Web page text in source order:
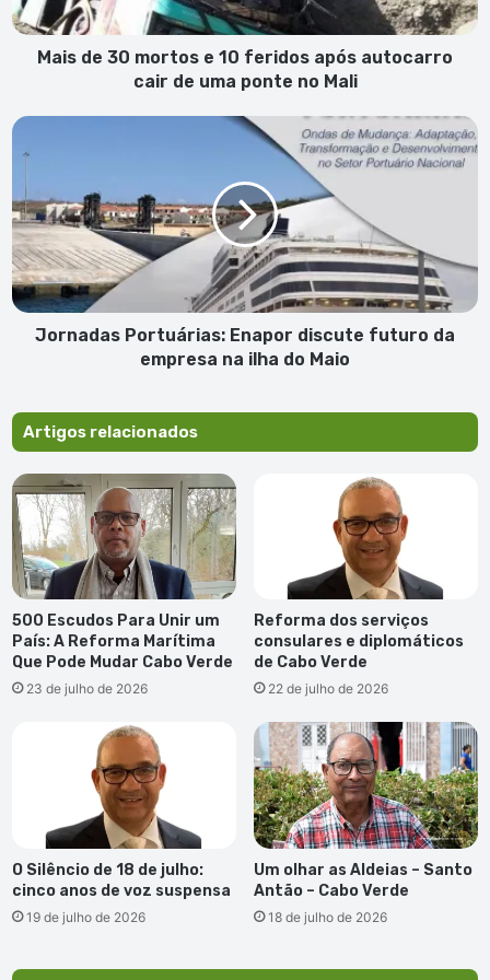
após
autocarro
ponte
Mais de 30 mortos e 10 feridos após autocarro
cair de uma ponte no Mali
Jornadas
Portuárias:
discute
futuro
da
empresa
na
ilha
Jornadas Portuárias: Enapor discute futuro da
empresa na ilha do Maio
Artigos relacionados
500 Escudos Para Unir um
País: A Reforma Marítima
Que Pode Mudar Cabo Verde
23 de julho de 2026
Reforma dos serviços
consulares e diplomáticos
de Cabo Verde
22 de julho de 2026
O Silêncio de 18 de julho:
cinco anos de voz suspensa
19 de julho de 2026
Um olhar as Aldeias – Santo
Antão – Cabo Verde
18 de julho de 2026